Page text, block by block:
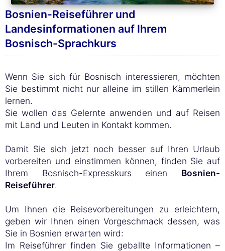
Bosnien-Reiseführer und
Landesinformationen auf Ihrem
Bosnisch-Sprachkurs
Wenn Sie sich für Bosnisch interessieren, möchten
Sie bestimmt nicht nur alleine im stillen Kämmerlein
lernen.
Sie wollen das Gelernte anwenden und auf Reisen
mit Land und Leuten in Kontakt kommen.
Damit Sie sich jetzt noch besser auf Ihren Urlaub
vorbereiten und einstimmen können, finden Sie auf
Ihrem Bosnisch-Expresskurs einen Bosnien-
Reiseführer.
Um Ihnen die Reisevorbereitungen zu erleichtern,
geben wir Ihnen einen Vorgeschmack dessen, was
Sie in Bosnien erwarten wird:
Im Reiseführer finden Sie geballte Informationen –